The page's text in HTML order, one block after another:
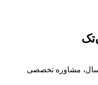
مشاوره تخصصی